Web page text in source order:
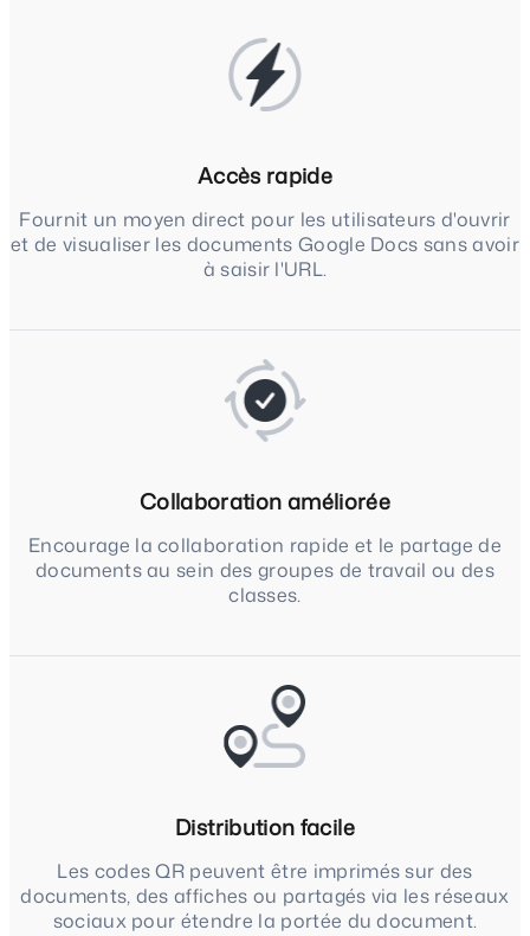
Accès rapide
Fournit un moyen direct pour les utilisateurs d'ouvrir
et de visualiser les documents Google Docs sans avoir
à saisir l'URL.
Collaboration améliorée
Encourage la collaboration rapide et le partage de
documents au sein des groupes de travail ou des
classes.
Distribution facile
Les codes QR peuvent être imprimés sur des
documents, des affiches ou partagés via les réseaux
sociaux pour étendre la portée du document.